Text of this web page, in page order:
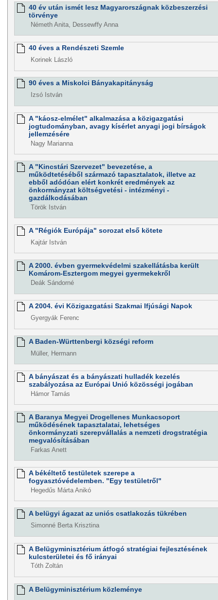
40 év után ismét lesz Magyarországnak közbeszerzési
törvénye
Németh Anita, Dessewffy Anna
40 éves a Rendészeti Szemle
Korinek László
90 éves a Miskolci Bányakapitányság
Izsó István
A "káosz-elmélet" alkalmazása a közigazgatási
jogtudományban, avagy kísérlet anyagi jogi bírságok
jellemzésére
Nagy Marianna
A "Kincstári Szervezet" bevezetése, a
működtetéséből származó tapasztalatok, illetve az
ebből adódóan elért konkrét eredmények az
önkormányzat költségvetési - intézményi -
gazdálkodásában
Török István
A "Régiók Európája" sorozat első kötete
Kajtár István
A 2000. évben gyermekvédelmi szakellátásba került
Komárom-Esztergom megyei gyermekekről
Deák Sándorné
A 2004. évi Közigazgatási Szakmai Ifjúsági Napok
Gyergyák Ferenc
A Baden-Württenbergi községi reform
Müller, Hermann
A bányászat és a bányászati hulladék kezelés
szabályozása az Európai Unió közösségi jogában
Hámor Tamás
A Baranya Megyei Drogellenes Munkacsoport
működésének tapasztalatai, lehetséges
önkormányzati szerepvállalás a nemzeti drogstratégia
megvalósításában
Farkas Anett
A békéltető testületek szerepe a
fogyasztóvédelemben. "Egy testületről"
Hegedűs Márta Anikó
A belügyi ágazat az uniós csatlakozás tükrében
Simonné Berta Krisztina
A Belügyminisztérium átfogó stratégiai fejlesztésének
kulcsterületei és fő irányai
Tóth Zoltán
A Belügyminisztérium közleménye